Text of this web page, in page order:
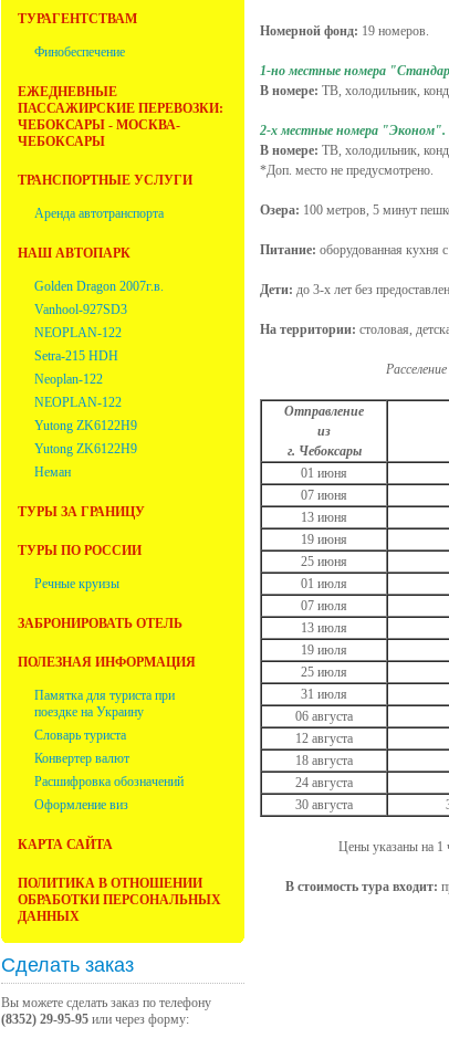
ТУРАГЕНТСТВАМ
Финобеспечение
ЕЖЕДНЕВНЫЕ
ПАССАЖИРСКИЕ ПЕРЕВОЗКИ:
ЧЕБОКСАРЫ - МОСКВА-
ЧЕБОКСАРЫ
ТРАНСПОРТНЫЕ УСЛУГИ
Аренда автотранспорта
НАШ АВТОПАРК
Golden Dragon 2007г.в.
Vanhool-927SD3
NEOPLAN-122
Setra-215 HDH
Neoplan-122
NEOPLAN-122
Yutong ZK6122H9
Yutong ZK6122H9
Неман
ТУРЫ ЗА ГРАНИЦУ
ТУРЫ ПО РОССИИ
Речные круизы
ЗАБРОНИРОВАТЬ ОТЕЛЬ
ПОЛЕЗНАЯ ИНФОРМАЦИЯ
Памятка для туриста при
поездке на Украину
Словарь туриста
Конвертер валют
Расшифровка обозначений
Оформление виз
КАРТА САЙТА
ПОЛИТИКА В ОТНОШЕНИИ
ОБРАБОТКИ ПЕРСОНАЛЬНЫХ
ДАННЫХ
Сделать заказ
Вы можете сделать заказ по телефону
(8352) 29-95-95 или через форму:
Номерной фонд: 19 номеров.
1-но местные номера
В номере: ТВ, холодильник,
2-х местные номера "Эконом".
В номере: ТВ, холодильник,
*Доп. место не предусмотрено.
Озера: 100 метров, 5 минут
Питание: оборудованная кухня
Дети: до 3-х лет без
На территории: столовая,
Отправление
из
г. Чебоксары
01 июня
07 июня
13 июня
19 июня
25 июня
01 июля
07 июля
13 июля
19 июля
25 июля
31 июля
06 августа
12 августа
18 августа
24 августа
30 августа
Цены указаны на 1
В стоимость тура входит: